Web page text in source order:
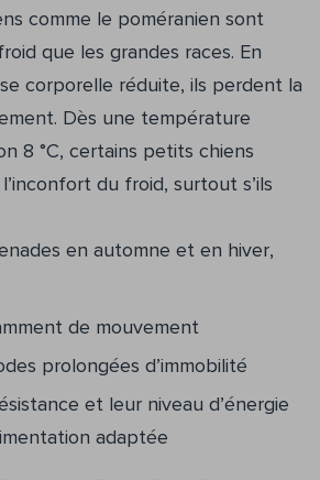
comme le poméranien sont
que les grandes races. En
corporelle réduite, ils perdent la
Dès une température
8 °C, certains petits chiens
du froid, surtout s’ils
en automne et en hiver,
de mouvement
prolongées d’immobilité
et leur niveau d’énergie
adaptée